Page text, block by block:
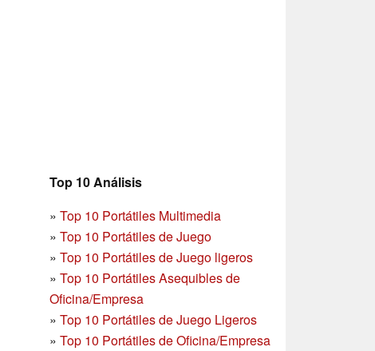
Top 10 Análisis
» Top 10 Portátiles Multimedia
» Top 10 Portátiles de Juego
» Top 10 Portátiles de Juego ligeros
» Top 10 Portátiles Asequibles de
Oficina/Empresa
» Top 10 Portátiles de Juego Ligeros
» Top 10 Portátiles de Oficina/Empresa